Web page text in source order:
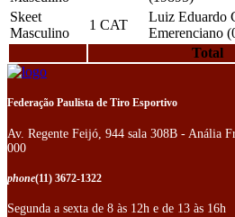
Skeet
Masculino
1 CAT
Luiz Eduardo
Emerenciano
Total
Federação Paulista de Tiro Esportivo
Av. Regente Feijó, 944 sala 308B - Anália
000
phone(11) 3672-1322
Segunda a sexta de 8 às 12h e de 13 às 16h